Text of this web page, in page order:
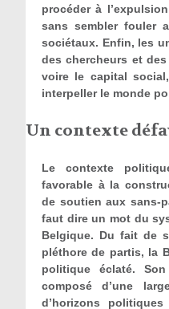
procéder à
sans sembler fouler
sociétaux. Enfin, les
des chercheurs et
voire le capital
interpeller le monde
Un contexte
Le contexte
favorable à la
de soutien aux sans-
faut dire un mot du
Belgique. Du fait de
pléthore de partis, la
politique éclaté.
composé d’une
d’horizons